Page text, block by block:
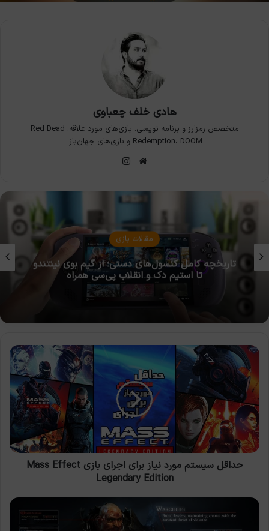
هادی خلف چعباوی
متخصص رمزارز و برنامه نویسی. بازی‌های مورد علاقه: Red Dead
Redemption، DOOM و بازی‌های جهان‌باز.
وبسایت
مقالات بازی
بازی‌های مهم مرداد ۱۴۰۵ (اوت ۲۰۲۶)
حداقل
سیستم
مورد
نیاز
برای
اجرای
بازی
Mass
Effect
Legendary
حداقل سیستم مورد نیاز برای اجرای بازی Mass Effect
Legendary Edition
درخواست